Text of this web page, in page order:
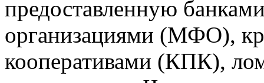
предоставленную
организациями (МФО),
кооперативами (КПК),